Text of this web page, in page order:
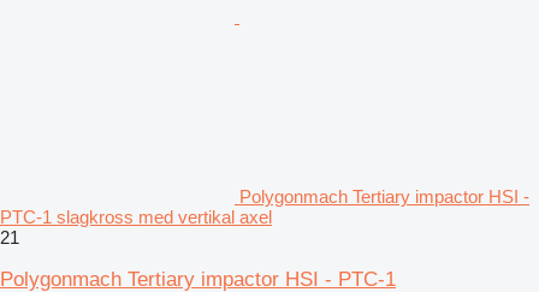
Polygonmach Tertiary impactor HSI -
PTC-1 slagkross med vertikal axel
21
Polygonmach Tertiary impactor HSI - PTC-1